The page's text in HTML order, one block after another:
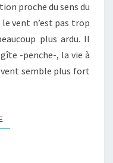
proche du sens du
vent n’est pas trop
plus ardu. Il
-penche-, la vie à
semble plus fort
LIRE LA SUITE